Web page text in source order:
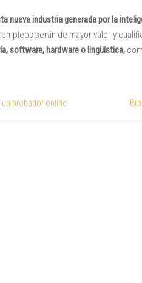
nueva industria generada por la
serán de mayor valor y
software, hardware o lingüística,
un probador online